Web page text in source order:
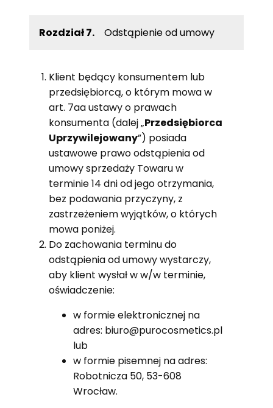
Rozdział 7. Odstąpienie od umowy
Klient będący konsumentem lub
przedsiębiorcą, o którym mowa w
art. 7aa ustawy o prawach
konsumenta (dalej „Przedsiębiorca
Uprzywilejowany”) posiada
ustawowe prawo odstąpienia od
umowy sprzedaży Towaru w
terminie 14 dni od jego otrzymania,
bez podawania przyczyny, z
zastrzeżeniem wyjątków, o których
mowa poniżej.
Do zachowania terminu do
odstąpienia od umowy wystarczy,
aby klient wysłał w w/w terminie,
oświadczenie:
w formie elektronicznej na
adres: biuro@purocosmetics.pl
lub
w formie pisemnej na adres:
Robotnicza 50, 53-608
Wrocław.